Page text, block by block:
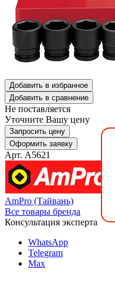
Добавить в избранное
Добавить в сравнение
Не поставляется
Уточните Вашу цену
Запросить цену
Оформить заявку
Арт. A5621
AmPro (Тайвань)
Все товары бренда
Консультация эксперта
WhatsApp
Telegram
Max